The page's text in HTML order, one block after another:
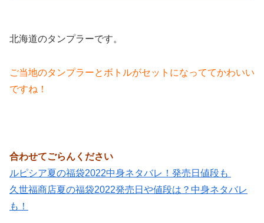
北海道のタンプラーです。
ご当地のタンプラーとボトルがセットになっててかわいい
ですね！
合わせてごらんください
ルピシア夏の福袋2022中身ネタバレ！発売日値段も
久世福商店夏の福袋2022発売日や値段は？中身ネタバレ
も！